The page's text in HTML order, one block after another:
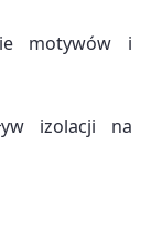
motywów i
izolacji na